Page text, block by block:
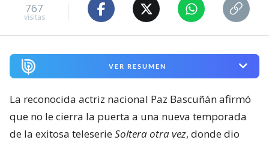
767
visitas
VER RESUMEN
La reconocida actriz nacional Paz Bascuñán afirmó
que no le cierra la puerta a una nueva temporada
de la exitosa teleserieSoltera otra vez, donde dio